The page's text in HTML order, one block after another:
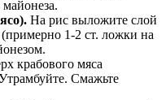
На рис выложите слой
(примерно 1-2 ст. ложки на
крабового мяса
Смажьте